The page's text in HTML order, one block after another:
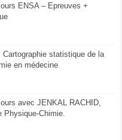
ENSA – Epreuves +
statistique de la
en médecine
avec JENKAL RACHID,
Physique-Chimie.